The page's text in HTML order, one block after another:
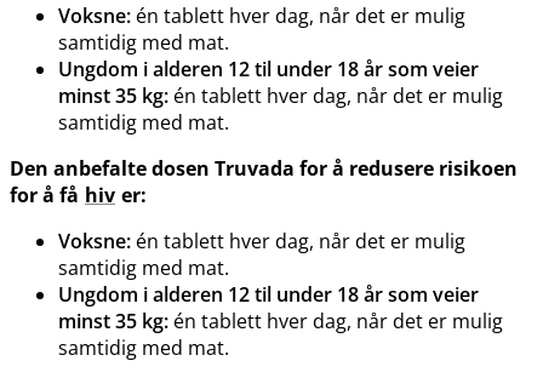
Voksne: én tablett hver dag, når det er mulig
samtidig med mat.
Ungdom i alderen 12 til under 18 år som veier
minst 35 kg: én tablett hver dag, når det er mulig
samtidig med mat.
Den anbefalte dosen Truvada for å redusere risikoen
for å få hiv er:
Voksne: én tablett hver dag, når det er mulig
samtidig med mat.
Ungdom i alderen 12 til under 18 år som veier
minst 35 kg: én tablett hver dag, når det er mulig
samtidig med mat.